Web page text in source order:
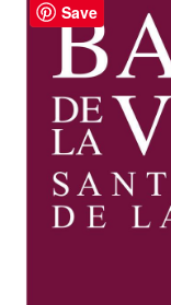
Save